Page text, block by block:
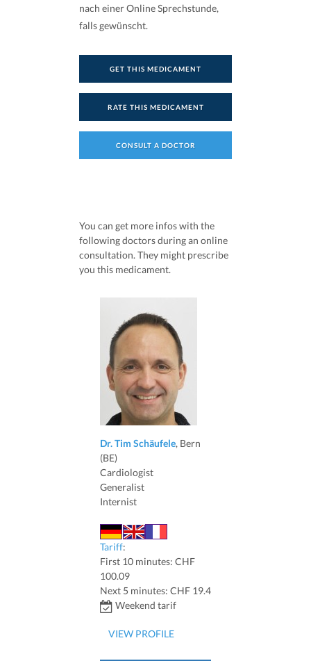
nach einer Online Sprechstunde,
falls gewünscht.
GET THIS MEDICAMENT
RATE THIS MEDICAMENT
CONSULT A DOCTOR
You can get more infos with the
following doctors during an online
consultation. They might prescribe
you this medicament.
Dr. Tim Schäufele, Bern
(BE)
Cardiologist
Generalist
Internist
Tariff:
First 10 minutes: CHF
100.09
Next 5 minutes: CHF 19.4
Weekend tarif
VIEW PROFILE